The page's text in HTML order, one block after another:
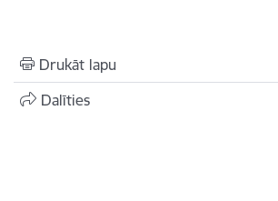
Drukāt lapu
Dalīties